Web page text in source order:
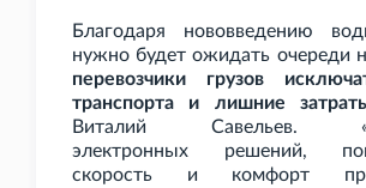
Благодаря нововведению
нужно будет ожидать очереди
перевозчики грузов
транспорта и лишние
Виталий Савельев.
электронных решений,
скорость и комфорт